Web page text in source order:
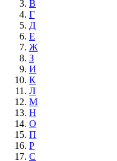
В
Г
Д
Е
Ж
З
И
К
Л
М
Н
О
П
Р
С